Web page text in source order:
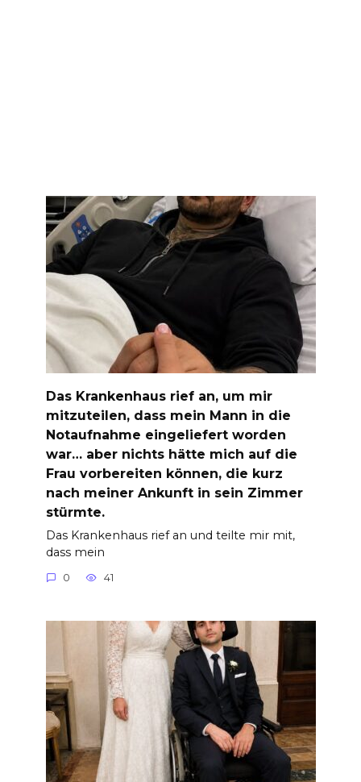
Das Krankenhaus rief an, um mir
mitzuteilen, dass mein Mann in die
Notaufnahme eingeliefert worden
war… aber nichts hätte mich auf die
Frau vorbereiten können, die kurz
nach meiner Ankunft in sein Zimmer
stürmte.
Das Krankenhaus rief an und teilte mir mit,
dass mein
0 41